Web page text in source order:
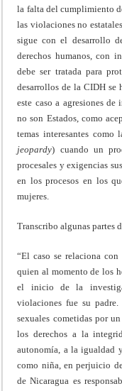
la falta del cumplimiento
las violaciones no
sigue con el desarrollo
derechos humanos, con
debe ser tratada para
desarrollos de la CIDH se
este caso a agresiones
no son Estados, como
temas interesantes
jeopardy) cuando un
procesales y exigencias
en los procesos en los
mujeres.
Transcribo algunas partes
“El caso se relaciona
quien al momento de los
el inicio de la
violaciones fue su
sexuales cometidas por
los derechos a la
autonomía, a la igualdad
como niña, en perjuicio
de Nicaragua es